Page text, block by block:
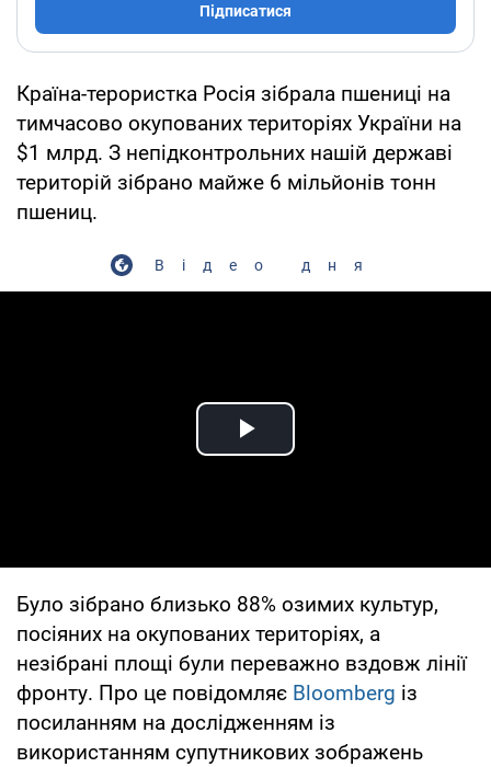
Підписатися
Країна-терористка Росія зібрала пшениці на
тимчасово окупованих територіях України на
$1 млрд. З непідконтрольних нашій державі
територій зібрано майже 6 мільйонів тонн
пшениц.
Відео дня
Play Video
Було зібрано близько 88% озимих культур,
посіяних на окупованих територіях, а
незібрані площі були переважно вздовж лінії
фронту. Про це повідомляє Bloomberg із
посиланням на дослідженням із
використанням супутникових зображень